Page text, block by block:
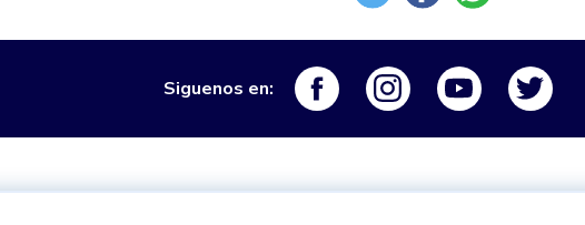
Siguenos en: Logo FacebookLogo InstagramLogo Youtube